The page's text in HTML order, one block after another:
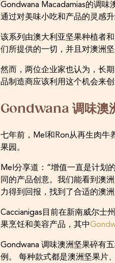
Gondwana Macadamias的调味
通过对美味小吃和产品的灵感
该系列由澳大利亚坚果种植者
们所提供的一切，并且对澳洲
然而，两位企业家也认为，长
品制造商应该利用这个机会来
Gondwana 调味澳
七年前，Mel和Ron从再生肉牛
果园。
Mel分享道：“增值一直是计划
同的产品创意。我们能看到澳
力得到回报，找到了合适的澳洲
Caccianigas目前在新南威尔士
果烹饪和美容产品，其中
Gondwana 调味澳洲坚果碎有
例。 每种款式都是澳洲坚果片